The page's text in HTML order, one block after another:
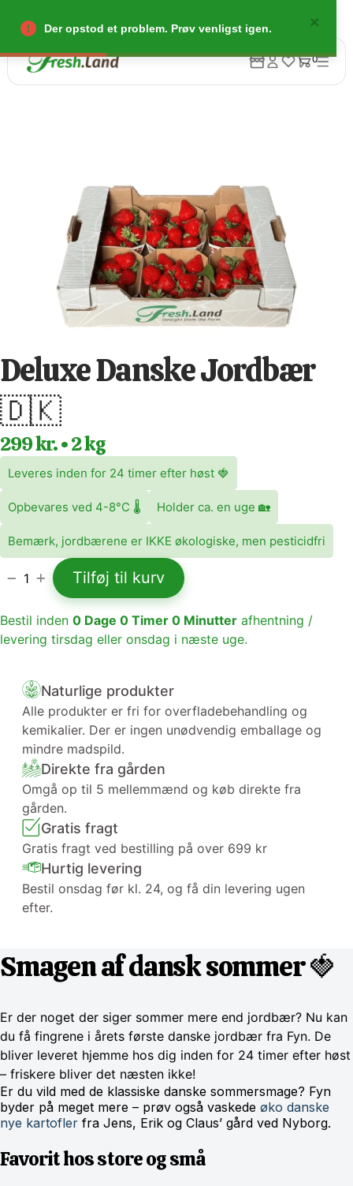
0
Tilbage
Deluxe Danske Jordbær
🇩🇰
299 kr. • 2 kg
Leveres inden for 24 timer efter høst 🍓
Opbevares ved 4-8°C 🌡️ Holder ca. en uge 🏡
Bemærk, jordbærene er IKKE økologiske, men pesticidfri
1 Tilføj til kurv
Bestil inden 0 Dage 0 Timer 0 Minutter afhentning /
levering tirsdag eller onsdag i næste uge.
Naturlige produkter
Alle produkter er fri for overfladebehandling og
kemikalier. Der er ingen unødvendig emballage og
mindre madspild.
Direkte fra gården
Omgå op til 5 mellemmænd og køb direkte fra
gården.
Gratis fragt
Gratis fragt ved bestilling på over 699 kr
Hurtig levering
Bestil onsdag før kl. 24, og få din levering ugen
efter.
Smagen af dansk sommer 🍓
Er der noget der siger sommer mere end jordbær? Nu kan
du få fingrene i årets første danske jordbær fra Fyn. De
bliver leveret hjemme hos dig inden for 24 timer efter høst
– friskere bliver det næsten ikke!
Er du vild med de klassiske danske sommersmage? Fyn
byder på meget mere – prøv også vaskede øko danske
nye kartofler fra Jens, Erik og Claus’ gård ved Nyborg.
Favorit hos store og små
Der opstod et problem. Prøv venligst igen.